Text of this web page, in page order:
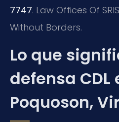
7747. Law Offices Of
Without Borders.
Lo que
defensa CDL
Poquoson,